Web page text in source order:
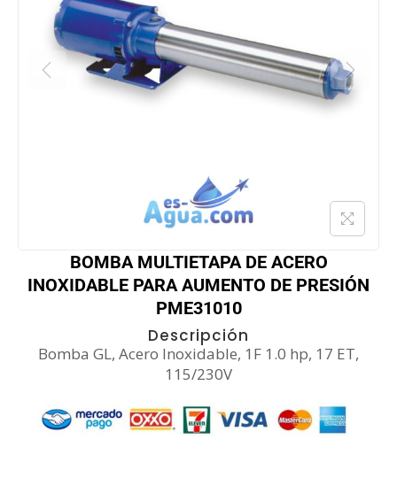
BOMBA MULTIETAPA DE ACERO
INOXIDABLE PARA AUMENTO DE PRESIÓN
PME31010
Descripción
Bomba GL, Acero Inoxidable, 1F 1.0 hp, 17 ET,
115/230V